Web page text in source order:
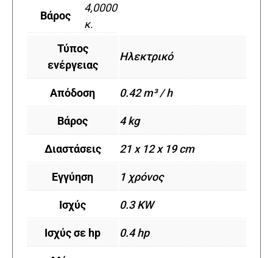
Βάρος
4,0000
κ.
Τύπος
ενέργειας
Ηλεκτρικό
Απόδοση 0.42 m³ / h
Βάρος 4 kg
Διαστάσεις 21 x 12 x 19 cm
Εγγύηση 1 χρόνος
Ισχύς 0.3 KW
Ισχύς σε hp 0.4 hp